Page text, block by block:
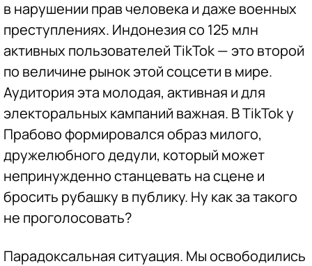
в нарушении прав человека и даже военных
преступлениях. Индонезия со 125 млн
активных пользователей TikTok — это второй
по величине рынок этой соцсети в мире.
Аудитория эта молодая, активная и для
электоральных кампаний важная. В TikTok у
Прабово формировался образ милого,
дружелюбного дедули, который может
непринужденно станцевать на сцене и
бросить рубашку в публику. Ну как за такого
не проголосовать?
Парадоксальная ситуация. Мы освободились